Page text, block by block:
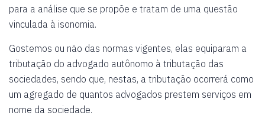
para a análise que se propõe e tratam de uma questão
vinculada à isonomia.
Gostemos ou não das normas vigentes, elas equiparam a
tributação do advogado autônomo à tributação das
sociedades, sendo que, nestas, a tributação ocorrerá como
um agregado de quantos advogados prestem serviços em
nome da sociedade.